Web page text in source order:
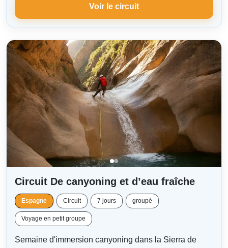
Voir le circuit
Circuit De canyoning et d’eau fraîche
Espagne Circuit 7 jours groupé
Voyage en petit groupe
Semaine d'immersion canyoning dans la Sierra de